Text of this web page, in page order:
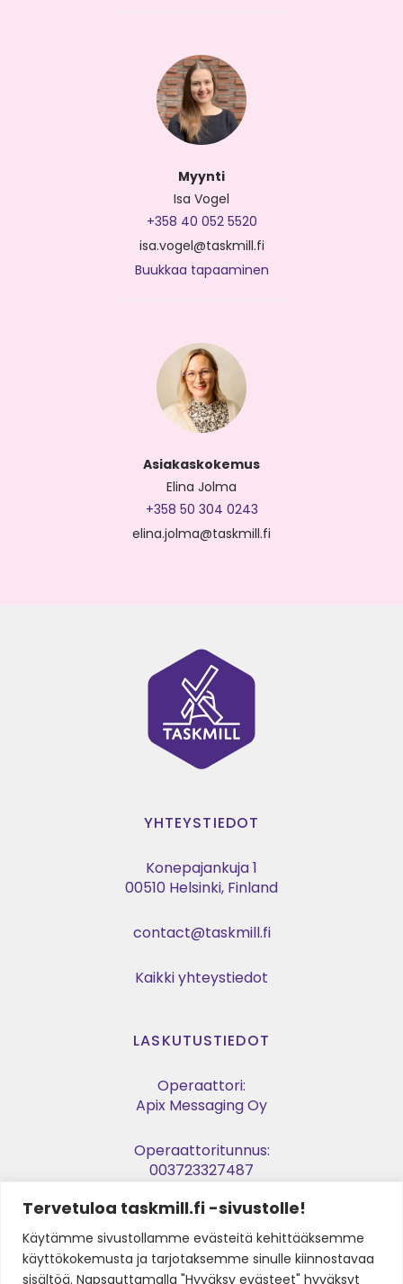
Tervetuloa taskmill.fi -sivustolle!
Käytämme sivustollamme evästeitä kehittääksemme
käyttökokemusta ja tarjotaksemme sinulle kiinnostavaa
sisältöä. Napsauttamalla "Hyväksy evästeet" hyväksyt
Myynti
Isa Vogel
+358 40 052 5520
isa.vogel@taskmill.fi
Buukkaa tapaaminen
Asiakaskokemus
Elina Jolma
+358 50 304 0243
elina.jolma@taskmill.fi
YHTEYSTIEDOT
Konepajankuja 1
00510 Helsinki, Finland
contact@taskmill.fi
Kaikki yhteystiedot
LASKUTUSTIEDOT
Operaattori:
Apix Messaging Oy
Operaattoritunnus:
003723327487
Verkkolaskuosoite:
003729053974